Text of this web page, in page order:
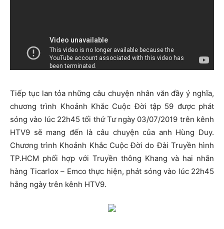
Tiếp tục lan tỏa những câu chuyện nhân văn đầy ý nghĩa,
chương trình Khoảnh Khắc Cuộc Đời tập 59 được phát
sóng vào lúc 22h45 tối thứ Tư ngày 03/07/2019 trên kênh
HTV9 sẽ mang đến là câu chuyện của anh Hùng Duy.
Chương trình Khoảnh Khắc Cuộc Đời do Đài Truyền hình
TP.HCM phối hợp với Truyền thông Khang và hai nhãn
hàng Ticarlox – Emco thực hiện, phát sóng vào lúc 22h45
hằng ngày trên kênh HTV9.